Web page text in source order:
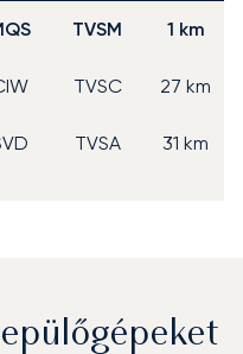
TVSM 1 km
TVSC 27 km
TVSA 31 km